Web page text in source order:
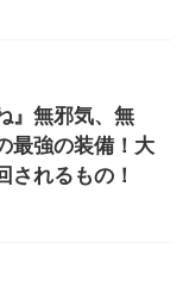
』無邪気、無
最強の装備！大
されるもの！